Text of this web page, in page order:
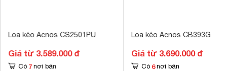
Loa kéo Acnos CS2501PU
Giá từ 3.589.000 đ
Có 7 nơi bán
Loa kéo Acnos CB393G
Giá từ 3.690.000 đ
Có 6 nơi bán